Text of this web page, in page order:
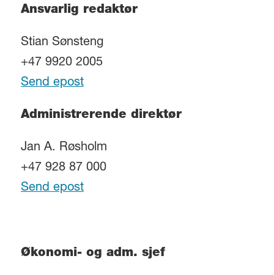
Ansvarlig redaktør
Stian Sønsteng
+47 9920 2005
Send epost
Administrerende direktør
Jan A. Røsholm
+47 928 87 000
Send epost
Økonomi- og adm. sjef